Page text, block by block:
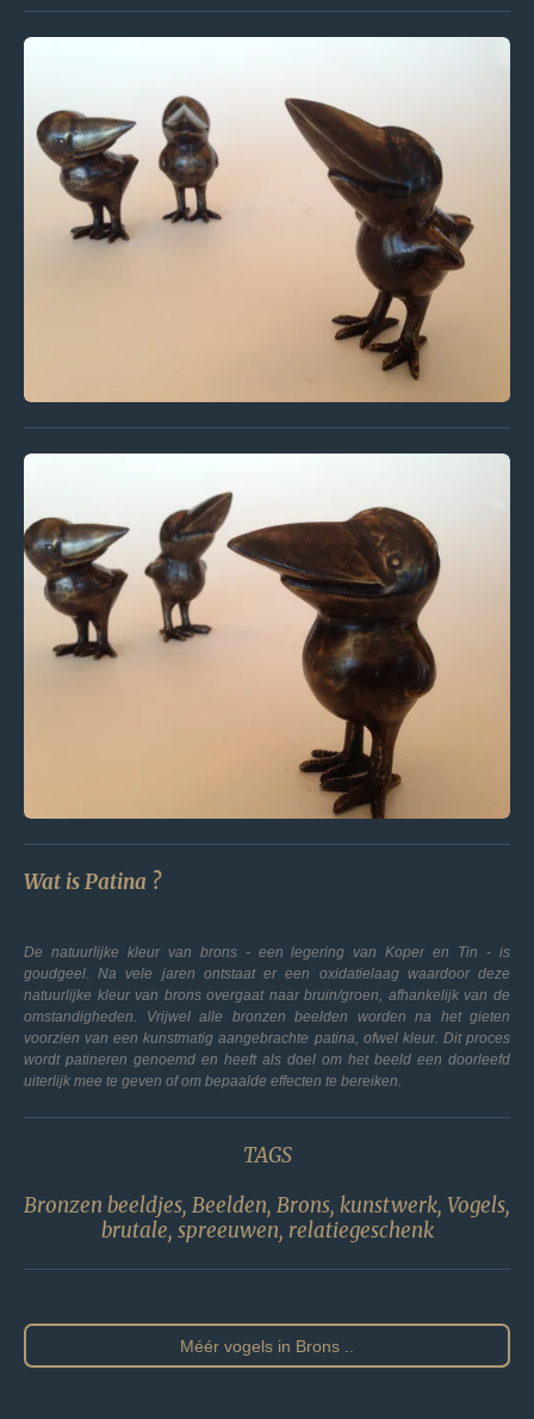
Wat is Patina ?
De natuurlijke kleur van brons - een legering van Koper en Tin - is
goudgeel. Na vele jaren ontstaat er een oxidatielaag waardoor deze
natuurlijke kleur van brons overgaat naar bruin/groen, afhankelijk van de
omstandigheden. Vrijwel alle bronzen beelden worden na het gieten
voorzien van een kunstmatig aangebrachte patina, ofwel kleur. Dit proces
wordt patineren genoemd en heeft als doel om het beeld een doorleefd
uiterlijk mee te geven of om bepaalde effecten te bereiken.
TAGS
Bronzen beeldjes, Beelden, Brons, kunstwerk, Vogels,
brutale, spreeuwen, relatiegeschenk
Méér vogels in Brons ..